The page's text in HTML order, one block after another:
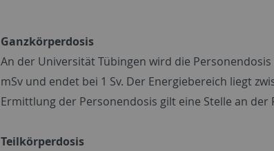
Ganzkörperdosis
An der Universität Tübingen wird die
mSv und endet bei 1 Sv. Der Energiebereich liegt
Ermittlung der Personendosis gilt eine Stelle an der
Teilkörperdosis